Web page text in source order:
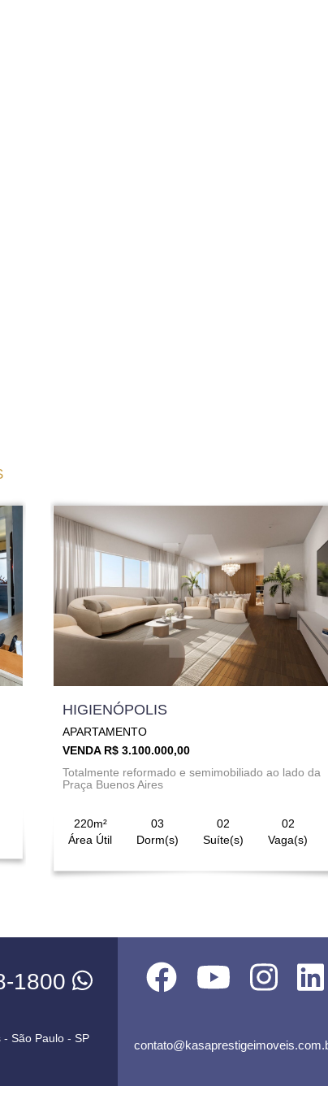
HIGIENÓPOLIS
APARTAMENTO
VENDA R$ 3.100.000,00
Totalmente reformado e semimobiliado ao lado da
Praça Buenos Aires
220m²
Área Útil
03
Dorm(s)
02
Suíte(s)
02
Vaga(s)
1800
São Paulo - SP